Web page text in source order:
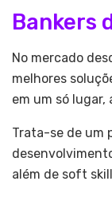
Bankers
No mercado
melhores
em um só lugar,
Trata-se de um
além de soft